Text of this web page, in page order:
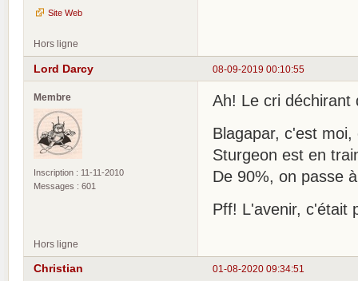
Site Web
Hors ligne
08-09-2019 00:10:55
Lord Darcy
Membre
Inscription : 11-11-2010
Messages : 601
Ah! Le cri déchirant
Blagapar, c'est
Sturgeon est en
De 90%, on passe
Pff! L'avenir, c'était
Hors ligne
01-08-2020 09:34:51
Christian